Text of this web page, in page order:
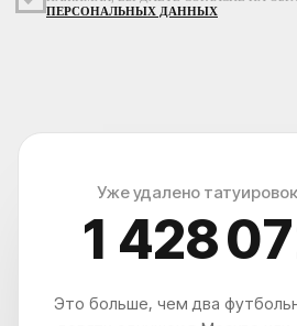
Уже удалено
1 428
Это больше, чем два
РАБОТАЕМ С 2016, САМЫЕ ИЗВЕСТНЫЕ В
РОССИИ И СНГ. ОТЗЫВОВ МНОГО, ЦЕНЫ НЕ